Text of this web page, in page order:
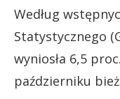
Według
Statystycznego
wyniosła 6,5
październiku